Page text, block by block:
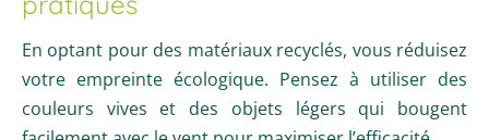
En optant pour des matériaux recyclés, vous réduisez
votre empreinte écologique. Pensez à utiliser des
couleurs vives et des objets légers qui bougent